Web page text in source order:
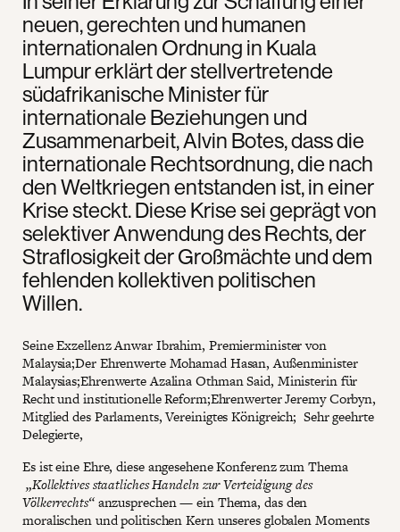
neuen, gerechten und humanen
internationalen Ordnung in Kuala
Lumpur erklärt der stellvertretende
südafrikanische Minister für
internationale Beziehungen und
Zusammenarbeit, Alvin Botes, dass die
internationale Rechtsordnung, die nach
den Weltkriegen entstanden ist, in einer
Krise steckt. Diese Krise sei geprägt von
selektiver Anwendung des Rechts, der
Straflosigkeit der Großmächte und dem
fehlenden kollektiven politischen
Willen.
Seine Exzellenz Anwar Ibrahim, Premierminister von
Malaysia;Der Ehrenwerte Mohamad Hasan, Außenminister
Malaysias;Ehrenwerte Azalina Othman Said, Ministerin für
Recht und institutionelle Reform;Ehrenwerter Jeremy Corbyn,
Mitglied des Parlaments, Vereinigtes Königreich; Sehr geehrte
Delegierte,
Es ist eine Ehre, diese angesehene Konferenz zum Thema
„Kollektives staatliches Handeln zur Verteidigung des
Völkerrechts“anzusprechen — ein Thema, das den
moralischen und politischen Kern unseres globalen Moments